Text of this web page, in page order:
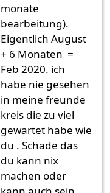
monate
bearbeitung).
Eigentlich August
+ 6 Monaten =
Feb 2020. ich
habe nie gesehen
in meine freunde
kreis die zu viel
gewartet habe wie
du . Schade das
du kann nix
machen oder